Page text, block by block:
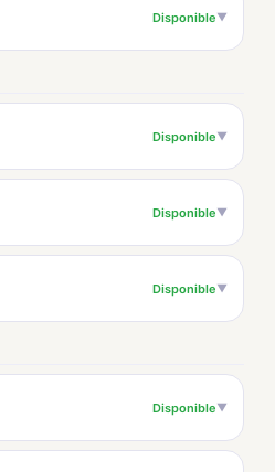
Disponible▼
Disponible▼
Disponible▼
Disponible▼
Disponible▼